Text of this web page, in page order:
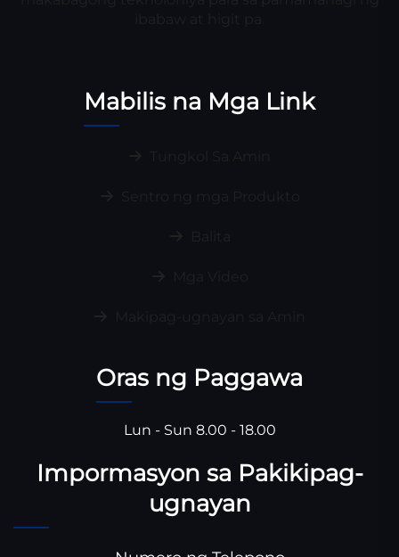
Mabilis na Mga Link
Oras ng Paggawa
Lun - Sun 8.00 - 18.00
Impormasyon sa Pakikipag-
ugnayan